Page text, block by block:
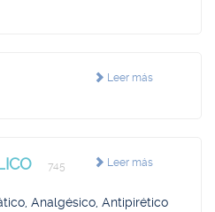
Leer más
Leer más
745
Analgésico, Antipirético